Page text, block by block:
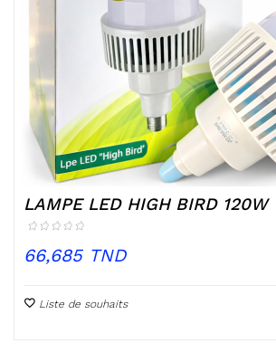
LAMPE LED HIGH BIRD 120W
Prix
66,685 TND
Liste de souhaits